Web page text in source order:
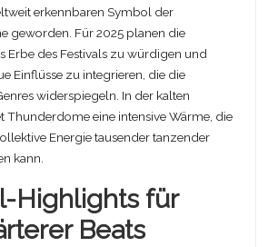
erkennbaren Symbol der
geworden. Für 2025 planen die
Erbe des Festivals zu würdigen und
Einflüsse zu integrieren, die die
widerspiegeln. In der kalten
Thunderdome eine intensive Wärme, die
Energie tausender tanzender
kann.
Highlights für
Beats